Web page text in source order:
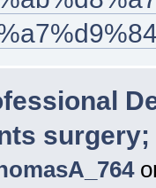
surgery;